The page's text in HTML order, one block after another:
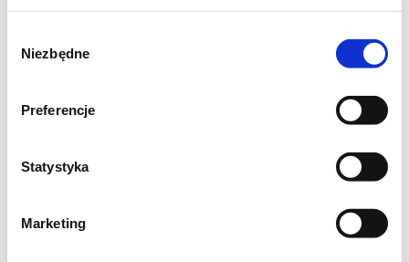
zgody
Niezbędne
Preferencje
Statystyka
Marketing
cukier i szczyptę soli i wymieszaj. Wlej
równomiernie na śliwki.
Włóż do piekarnika i piecz przez około 20
minut.
Smacznego!